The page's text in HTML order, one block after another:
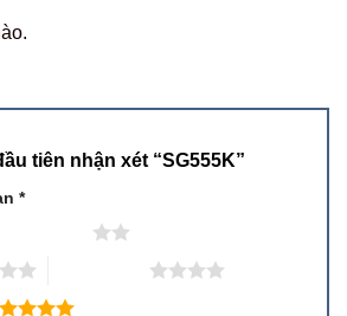
tiên nhận xét “SG555K”
*